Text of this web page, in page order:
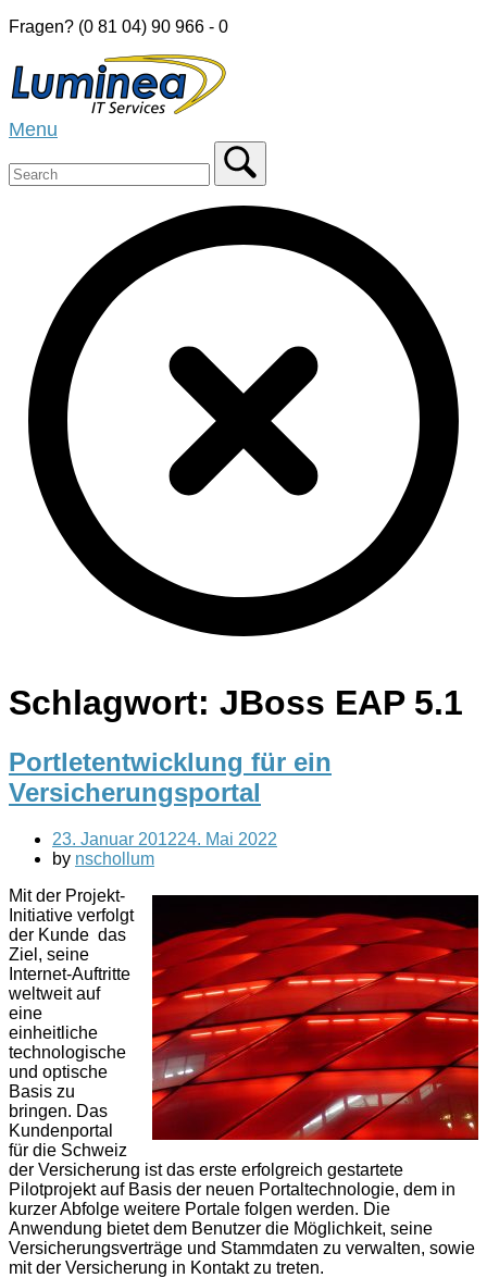
Skip
content
Fragen? (0 81 04) 90 966 - 0
Home
Menu
Schlagwort: JBoss EAP 5.1
Portletentwicklung für ein
Versicherungsportal
23. Januar 201224. Mai 2022
by nschollum
Mit der Projekt-
Initiative verfolgt
der Kunde das
Ziel, seine
Internet-Auftritte
weltweit auf
eine
einheitliche
technologische
und optische
Basis zu
bringen. Das
Kundenportal
für die Schweiz
der Versicherung ist das erste erfolgreich gestartete
Pilotprojekt auf Basis der neuen Portaltechnologie, dem in
kurzer Abfolge weitere Portale folgen werden. Die
Anwendung bietet dem Benutzer die Möglichkeit, seine
Versicherungsverträge und Stammdaten zu verwalten, sowie
mit der Versicherung in Kontakt zu treten.